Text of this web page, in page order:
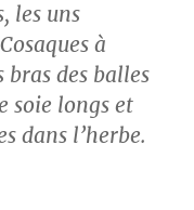
les uns
à
des balles
soie longs et
dans l’herbe.